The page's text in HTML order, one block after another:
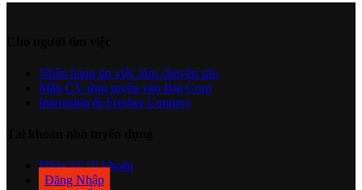
Nhận bảng tin việc làm chuyên sâu
Mẫu CV ứng tuyển vào Big Corp
Internship & Fresher Connect
Đăng ký tài khoản
Đăng Nhập